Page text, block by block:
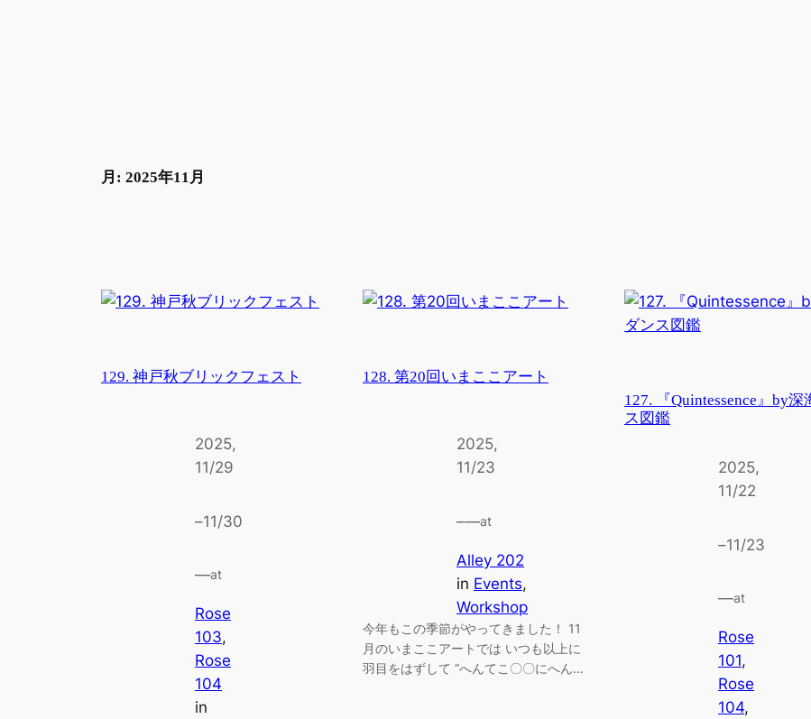
月: 2025年11月
129. 神戸秋ブリックフェスト
2025,
11/29
–11/30
—at
Rose
103
Rose
104
in
128. 第20回いまここアート
2025,
11/23
–—at
Alley 202
in Events
Workshop
今年もこの季節がやってきました！ 11
月のいまここアートでは いつも以上に
羽目をはずして “へんてこ〇〇にへん…
127. 『Quintessence』by深
ス図鑑
2025,
11/22
–11/23
—at
Rose
101
Rose
104